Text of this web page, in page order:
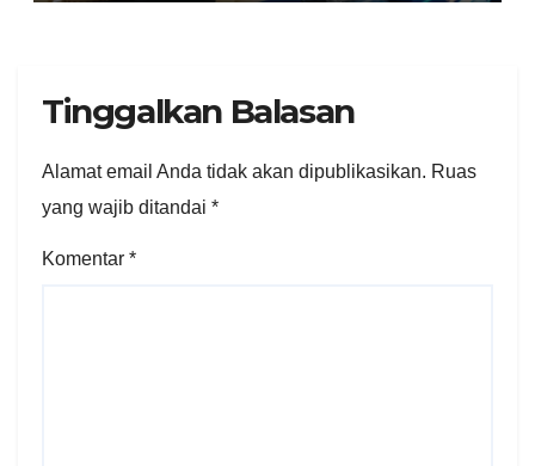
Tinggalkan Balasan
Alamat email Anda tidak akan dipublikasikan. Ruas
yang wajib ditandai *
Komentar *